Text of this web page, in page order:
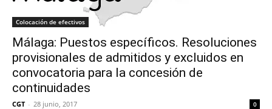
Colocación de efectivos
Málaga: Puestos específicos. Resoluciones
provisionales de admitidos y excluidos en
convocatoria para la concesión de
continuidades
CGT - 28 junio, 2017 0